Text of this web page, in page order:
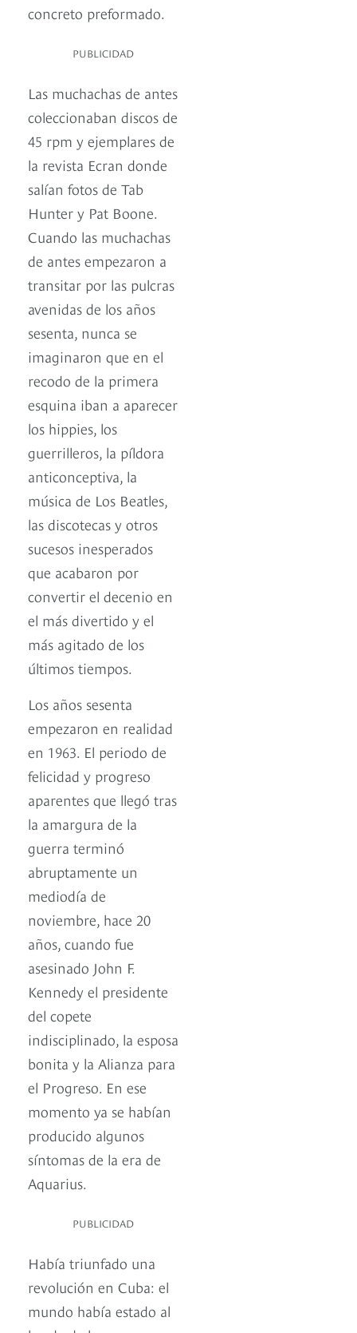
concreto preformado.
PUBLICIDAD
Las muchachas de antes
coleccionaban discos de
45 rpm y ejemplares de
la revista Ecran donde
salían fotos de Tab
Hunter y Pat Boone.
Cuando las muchachas
de antes empezaron a
transitar por las pulcras
avenidas de los años
sesenta, nunca se
imaginaron que en el
recodo de la primera
esquina iban a aparecer
los hippies, los
guerrilleros, la píldora
anticonceptiva, la
música de Los Beatles,
las discotecas y otros
sucesos inesperados
que acabaron por
convertir el decenio en
el más divertido y el
más agitado de los
últimos tiempos.
Los años sesenta
empezaron en realidad
en 1963. El periodo de
felicidad y progreso
aparentes que llegó tras
la amargura de la
guerra terminó
abruptamente un
mediodía de
noviembre, hace 20
años, cuando fue
asesinado John F.
Kennedy el presidente
del copete
indisciplinado, la esposa
bonita y la Alianza para
el Progreso. En ese
momento ya se habían
producido algunos
síntomas de la era de
Aquarius.
PUBLICIDAD
Había triunfado una
revolución en Cuba: el
mundo había estado al